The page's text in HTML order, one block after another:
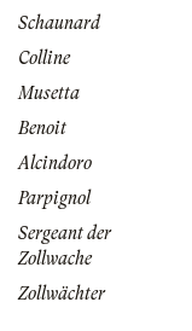
Schaunard
Colline
Musetta
Benoit
Alcindoro
Parpignol
Sergeant der
Zollwache
Zollwächter